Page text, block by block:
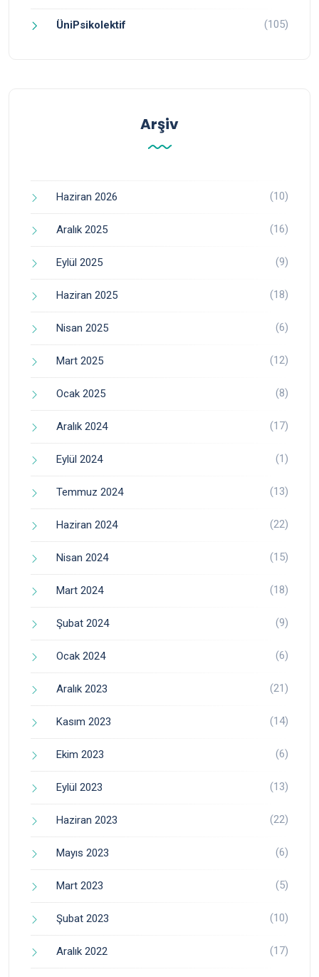
ÜniPsikolektif (105)
Arşiv
Haziran 2026 (10)
Aralık 2025 (16)
Eylül 2025 (9)
Haziran 2025 (18)
Nisan 2025 (6)
Mart 2025 (12)
Ocak 2025 (8)
Aralık 2024 (17)
Eylül 2024 (1)
Temmuz 2024 (13)
Haziran 2024 (22)
Nisan 2024 (15)
Mart 2024 (18)
Şubat 2024 (9)
Ocak 2024 (6)
Aralık 2023 (21)
Kasım 2023 (14)
Ekim 2023 (6)
Eylül 2023 (13)
Haziran 2023 (22)
Mayıs 2023 (6)
Mart 2023 (5)
Şubat 2023 (10)
Aralık 2022 (17)